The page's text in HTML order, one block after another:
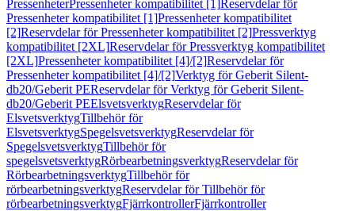
PressenheterPressenheter kompatibilitet [1]Reservdelar för
Pressenheter kompatibilitet [1]Pressenheter kompatibilitet
[2]Reservdelar för Pressenheter kompatibilitet [2]Pressverktyg
kompatibilitet [2XL]Reservdelar för Pressverktyg kompatibilitet
[2XL]Pressenheter kompatibilitet [4]/[2]Reservdelar för
Pressenheter kompatibilitet [4]/[2]Verktyg för Geberit Silent-
db20/Geberit PEReservdelar för Verktyg för Geberit Silent-
db20/Geberit PEElsvetsverktygReservdelar för
ElsvetsverktygTillbehör för
ElsvetsverktygSpegelsvetsverktygReservdelar för
SpegelsvetsverktygTillbehör för
spegelsvetsverktygRörbearbetningsverktygReservdelar för
RörbearbetningsverktygTillbehör för
rörbearbetningsverktygReservdelar för Tillbehör för
rörbearbetningsverktygFjärrkontrollerFjärrkontroller